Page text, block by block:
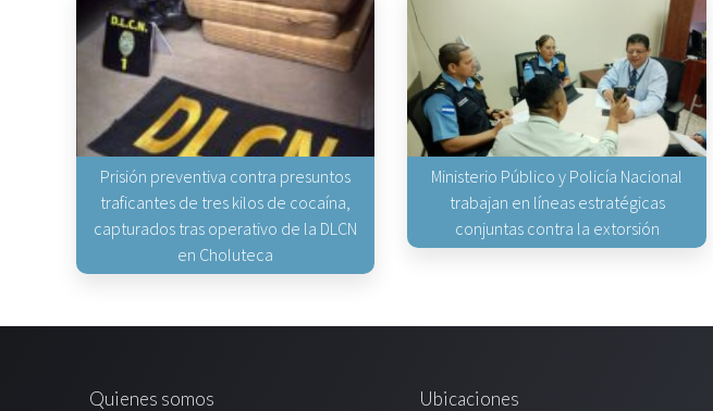
Prisión preventiva contra presuntos
traficantes de tres kilos de cocaína,
capturados tras operativo de la DLCN
en Choluteca
Ministerio Público y Policía Nacional
trabajan en líneas estratégicas
conjuntas contra la extorsión
Quienes somos
Ubicaciones